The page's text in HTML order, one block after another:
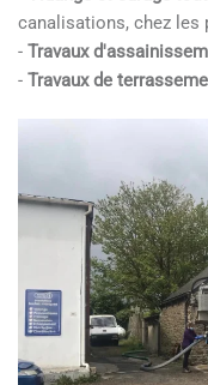
canalisations, chez
- Travaux
- Travaux de